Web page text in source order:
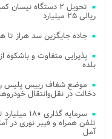
تحویل ۲ دستگاه
ریالی ۲۵ میلیارد
جاده جایگزین سد هراز تا
بلده
موضع شفاف رییس پلیس
دخالت در نقل‌وانتقال
سرمایه
آمل